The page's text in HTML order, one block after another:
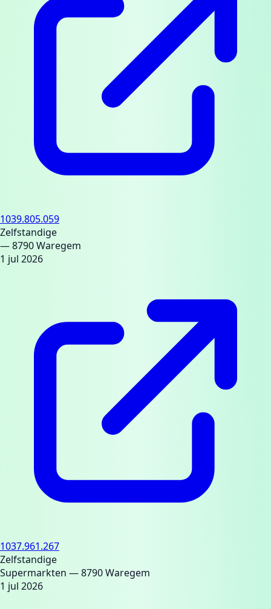
1039.805.059
Zelfstandige
— 8790 Waregem
1 jul 2026
1037.961.267
Zelfstandige
Supermarkten — 8790 Waregem
1 jul 2026